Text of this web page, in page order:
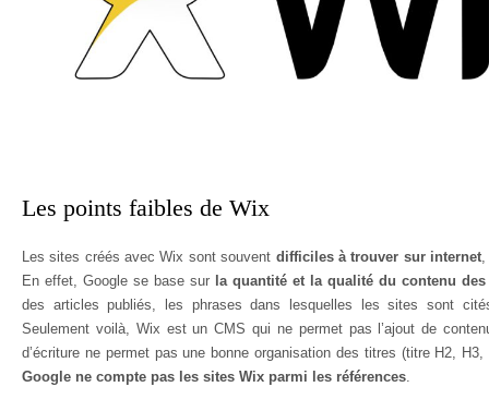
Les points faibles de Wix
Les sites créés avec Wix sont souvent difficiles à trouver sur internet
En effet, Google se base sur la quantité et la qualité du contenu
des articles publiés, les phrases dans lesquelles les sites sont
Seulement voilà, Wix est un CMS qui ne permet pas l’ajout de
d’écriture ne permet pas une bonne organisation des titres (titre H2,
Google ne compte pas les sites Wix parmi les références